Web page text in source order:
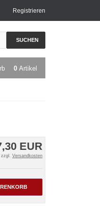
Registrieren
SUCHEN
0 Artikel
EUR
Versandkosten